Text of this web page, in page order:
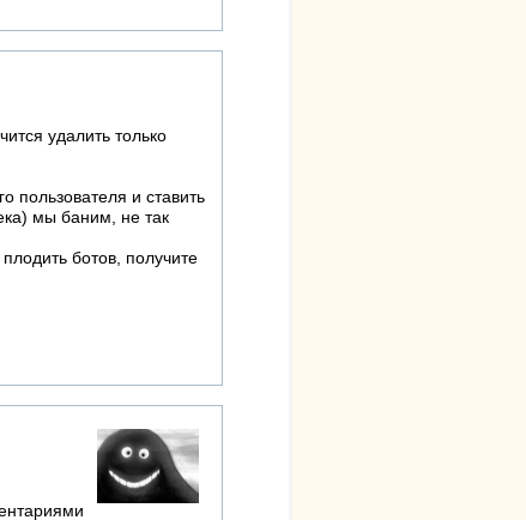
удалить только
пользователя и ставить
мы баним, не так
ботов, получите